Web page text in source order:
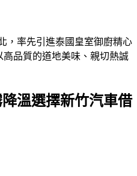
，率先引進泰國皇室御廚精心
品質的道地美味、親切熱誠
溫選擇新竹汽車借